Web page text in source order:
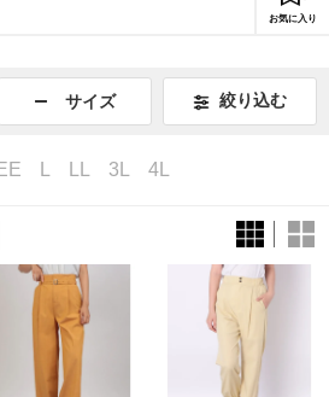
お気に入り
サイズ 絞り込む
3L 4L